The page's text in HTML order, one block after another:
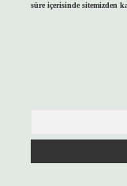
süre içerisinde sitemizden